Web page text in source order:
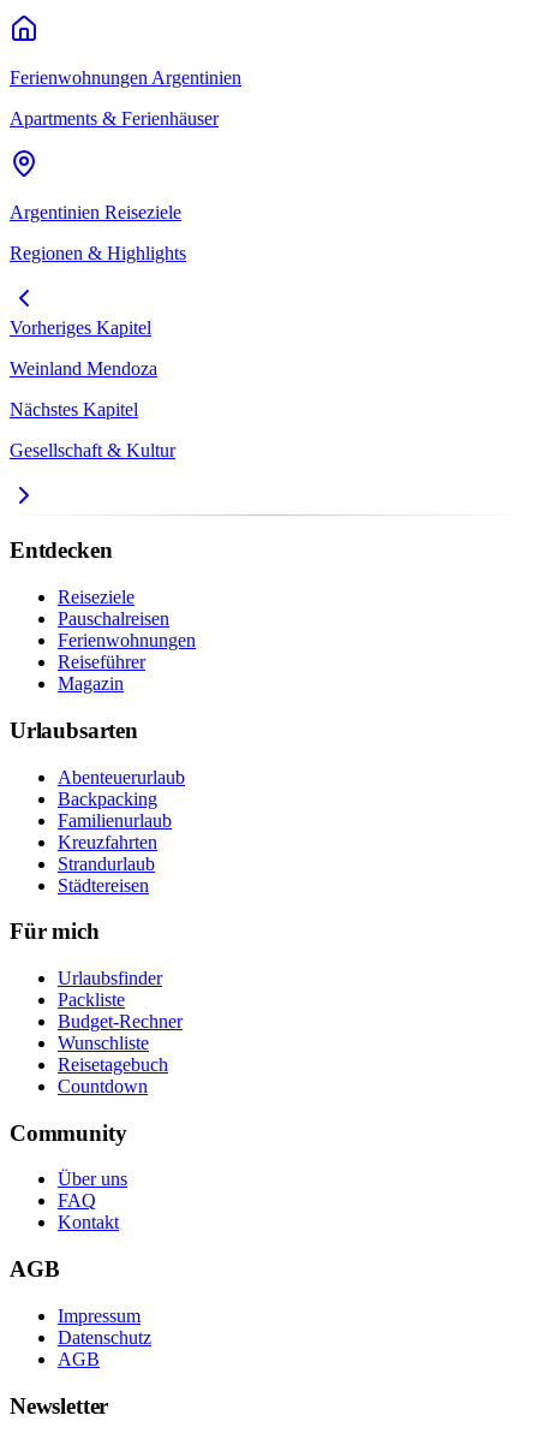
Ferienwohnungen Argentinien
Apartments & Ferienhäuser
Argentinien Reiseziele
Regionen & Highlights
Vorheriges Kapitel
Weinland Mendoza
Nächstes Kapitel
Gesellschaft & Kultur
Entdecken
Reiseziele
Pauschalreisen
Ferienwohnungen
Reiseführer
Magazin
Urlaubsarten
Abenteuerurlaub
Backpacking
Familienurlaub
Kreuzfahrten
Strandurlaub
Städtereisen
Für mich
Urlaubsfinder
Packliste
Budget-Rechner
Wunschliste
Reisetagebuch
Countdown
Community
Über uns
FAQ
Kontakt
AGB
Impressum
Datenschutz
AGB
Newsletter